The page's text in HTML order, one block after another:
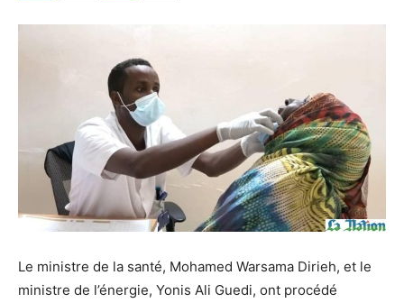
Le ministre de la santé, Mohamed Warsama Dirieh, et le
ministre de l’énergie, Yonis Ali Guedi, ont procédé